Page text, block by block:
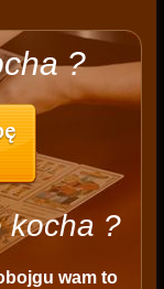
?
kocha ?
wam to